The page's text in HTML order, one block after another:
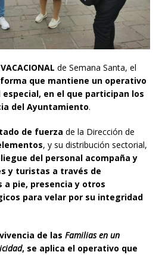
de Semana Santa, el
que mantiene un operativo
en el que participan los
del Ayuntamiento.
de fuerza de la Dirección de
, y su distribución sectorial,
del personal acompaña y
y turistas a través de
pie, presencia y otros
para velar por su integridad
de las Familias en un
, se aplica el operativo que